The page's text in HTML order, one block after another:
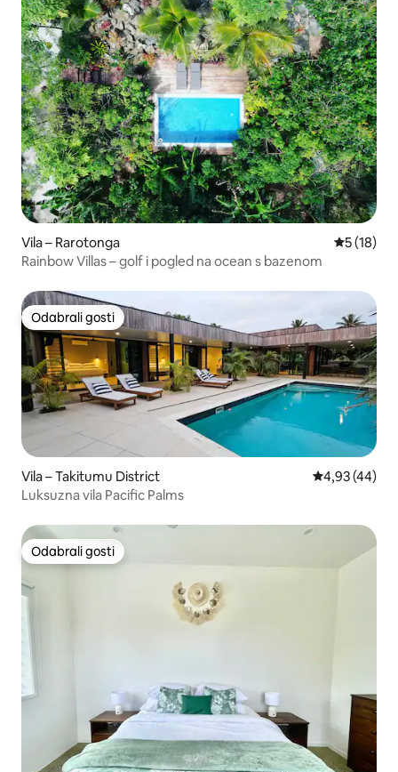
Vila – Rarotonga Prosječna
5 (18)
Rainbow Villas – golf i pogled na ocean s bazenom
Odabrali gosti
Odabrali gosti
Vila – Takitumu District Prosječna
4,93 (44)
Luksuzna vila Pacific Palms
Odabrali gosti
Odabrali gosti